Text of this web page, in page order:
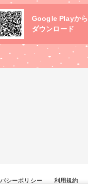
Google Playから
ダウンロード
シーポリシー 利用規約